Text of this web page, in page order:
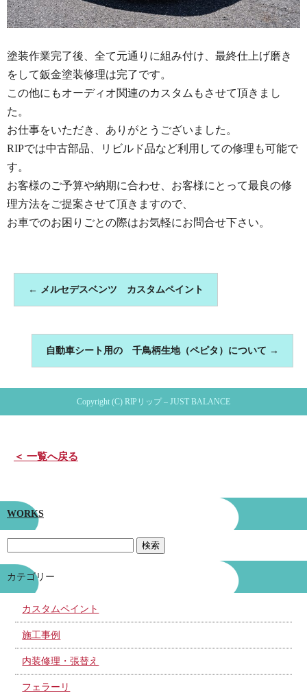
塗装作業完了後、全て元通りに組み付け、最終仕上げ磨き
をして鈑金塗装修理は完了です。
この他にもオーディオ関連のカスタムもさせて頂きまし
た。
お仕事をいただき、ありがとうございました。
RIPでは中古部品、リビルド品など利用しての修理も可能で
す。
お客様のご予算や納期に合わせ、お客様にとって最良の修
理方法をご提案させて頂きますので、
お車でのお困りごとの際はお気軽にお問合せ下さい。
← メルセデスベンツ カスタムペイント
自動車シート用の 千鳥柄生地（ペピタ）について →
Copyright (C) RIPリップ – JUST BALANCE
＜ 一覧へ戻る
WORKS
カテゴリー
カスタムペイント
施工事例
内装修理・張替え
フェラーリ